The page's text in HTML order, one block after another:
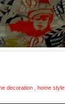
decoration home style